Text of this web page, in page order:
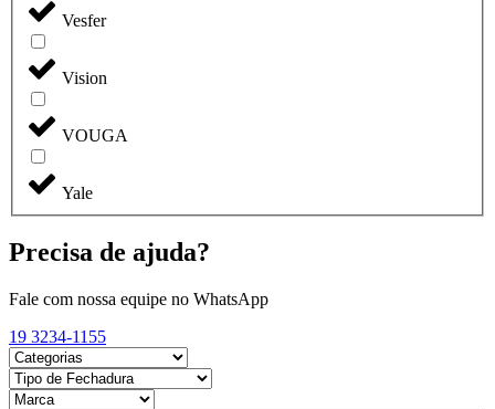
Vesfer
Vision
VOUGA
Yale
Precisa de ajuda?
Fale com nossa equipe no WhatsApp
19 3234-1155